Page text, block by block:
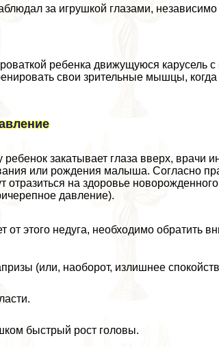
за игрушкой глазами,
ребенка движущуюся
свои зрительные мышцы,
закатывает глаза вверх, врачи
или рождения малыша. Согласно
отразиться на здоровье
давление).
от этого недуга, необходимо обратить
(или, наоборот, излишнее
быстрый рост головы.